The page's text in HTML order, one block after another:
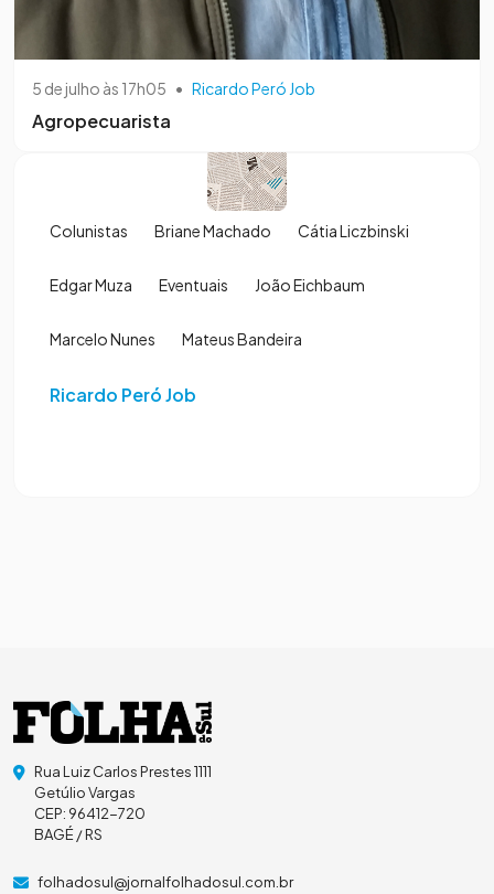
5 de julho às 17h05 • Ricardo Peró Job
Agropecuarista
Colunistas Briane Machado Cátia Liczbinski
Edgar Muza Eventuais João Eichbaum
Marcelo Nunes Mateus Bandeira
Ricardo Peró Job
Rua Luiz Carlos Prestes 1111
Getúlio Vargas
CEP: 96412-720
BAGÉ / RS
folhadosul@jornalfolhadosul.com.br